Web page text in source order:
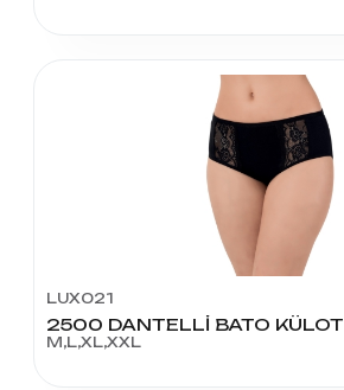
LUX021
2500 DANTELLİ BATO KÜLOT
M,L,XL,XXL